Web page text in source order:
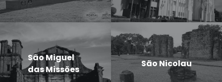
São Miguel
das Missões
São Nicolau